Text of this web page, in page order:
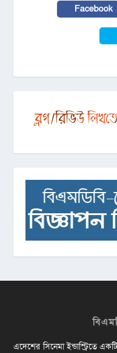
Facebook
এদেশের সিনেমা ইন্ডাস্ট্রিতে